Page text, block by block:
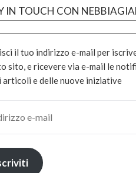
IN TOUCH CON
il tuo indirizzo e-mail per
sito, e ricevere via e-mail le
articoli e delle nuove iniziative